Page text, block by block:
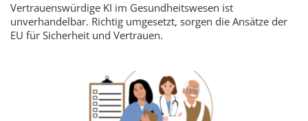
Vertrauenswürdige KI im Gesundheitswesen ist
unverhandelbar. Richtig umgesetzt, sorgen die Ansätze der
EU für Sicherheit und Vertrauen.